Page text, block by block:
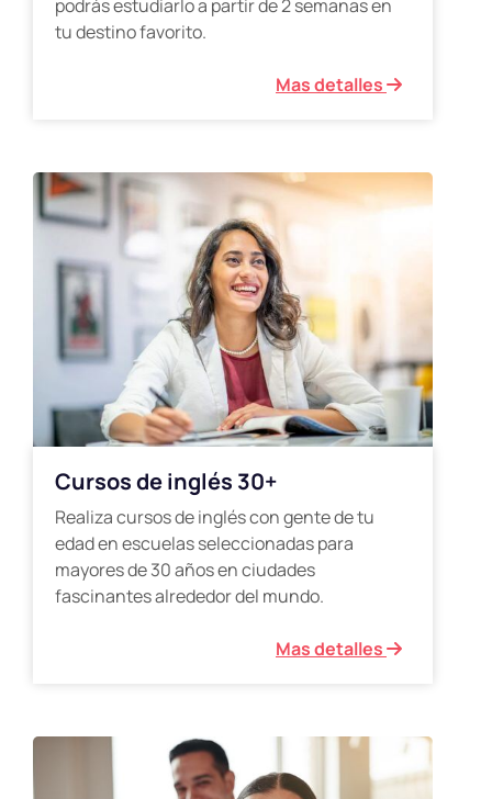
podrás estudiarlo a partir de 2 semanas en
tu destino favorito.
Mas detalles
Cursos de inglés 30+
Realiza cursos de inglés con gente de tu
edad en escuelas seleccionadas para
mayores de 30 años en ciudades
fascinantes alrededor del mundo.
Mas detalles